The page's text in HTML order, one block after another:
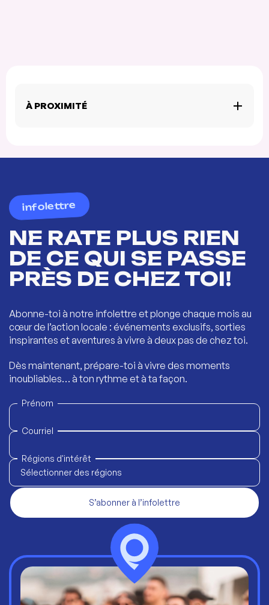
À PROXIMITÉ
infolettre
NE RATE PLUS RIEN
DE CE QUI SE PASSE
PRÈS DE CHEZ TOI!
Abonne-toi à notre infolettre et plonge chaque mois au
cœur de l’action locale : événements exclusifs, sorties
inspirantes et aventures à vivre à deux pas de chez toi.
Dès maintenant, prépare-toi à vivre des moments
inoubliables… à ton rythme et à ta façon.
Prénom
Courriel
Régions d'intérêt
Sélectionner des régions
S’abonner à l’infolettre